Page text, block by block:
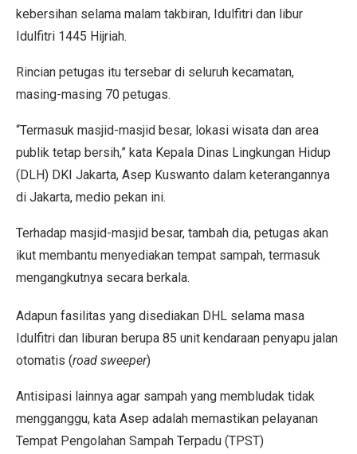
kebersihan selama malam takbiran, Idulfitri dan libur
Idulfitri 1445 Hijriah.
Rincian petugas itu tersebar di seluruh kecamatan,
masing-masing 70 petugas.
“Termasuk masjid-masjid besar, lokasi wisata dan area
publik tetap bersih,” kata Kepala Dinas Lingkungan Hidup
(DLH) DKI Jakarta, Asep Kuswanto dalam keterangannya
di Jakarta, medio pekan ini.
Terhadap masjid-masjid besar, tambah dia, petugas akan
ikut membantu menyediakan tempat sampah, termasuk
mengangkutnya secara berkala.
Adapun fasilitas yang disediakan DHL selama masa
Idulfitri dan liburan berupa 85 unit kendaraan penyapu jalan
otomatis (road sweeper)
Antisipasi lainnya agar sampah yang membludak tidak
mengganggu, kata Asep adalah memastikan pelayanan
Tempat Pengolahan Sampah Terpadu (TPST)